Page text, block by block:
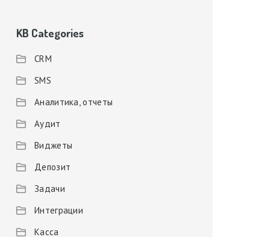
KB Categories
CRM
SMS
Аналитика, отчеты
Аудит
Виджеты
Депозит
Задачи
Интеграции
Касса